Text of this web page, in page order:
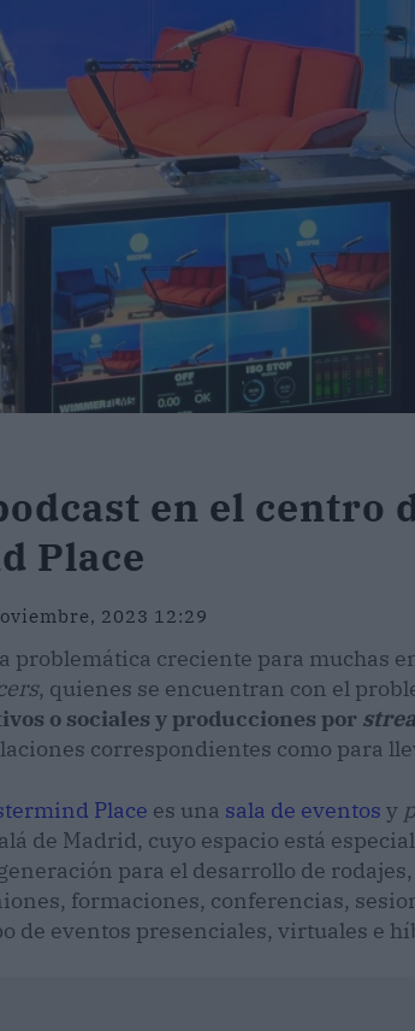
en el centro
Place
2023 12:29
problemática creciente para muchas
, quienes se encuentran con el
o sociales y producciones por
correspondientes como para
Place es una sala de eventos y
de Madrid, cuyo espacio está
para el desarrollo de
formaciones, conferencias,
de eventos presenciales, virtuales e